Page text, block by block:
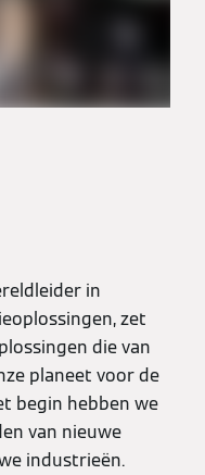
in
zet
die van
planeet voor de
begin hebben we
van nieuwe
industrieën.